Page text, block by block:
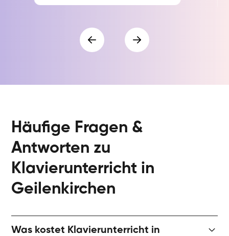
Häufige Fragen &
Antworten zu
Klavierunterricht in
Geilenkirchen
Was kostet Klavierunterricht in